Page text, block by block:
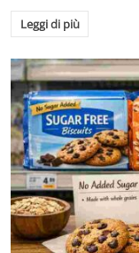
Leggi di più